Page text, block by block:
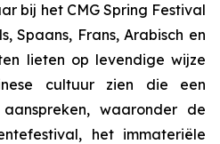
bij het CMG Spring Festival
Spaans, Frans, Arabisch en
lieten op levendige wijze
cultuur zien die een
waaronder de
het immateriële